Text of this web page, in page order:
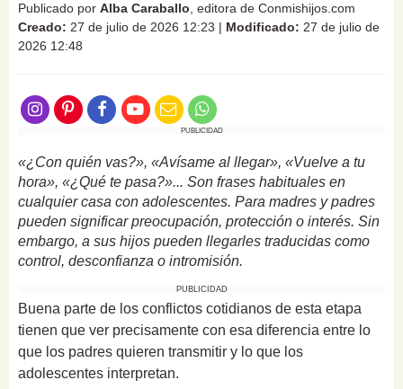
Publicado por Alba Caraballo, editora de Conmishijos.com
Creado: 27 de julio de 2026 12:23 | Modificado: 27 de julio de
2026 12:48
PUBLICIDAD
«¿Con quién vas?», «Avísame al llegar», «Vuelve a tu
hora», «¿Qué te pasa?»... Son frases habituales en
cualquier casa con adolescentes. Para madres y padres
pueden significar preocupación, protección o interés. Sin
embargo, a sus hijos pueden llegarles traducidas como
control, desconfianza o intromisión.
PUBLICIDAD
Buena parte de los conflictos cotidianos de esta etapa
tienen que ver precisamente con esa diferencia entre lo
que los padres quieren transmitir y lo que los
adolescentes interpretan.